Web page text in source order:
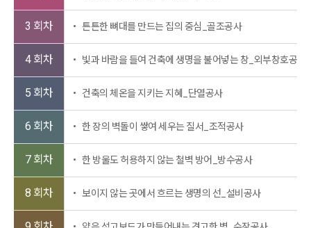
3 회차 튼튼한 뼈대를 만드는 집의 중심_골조공사
4 회차 빛과 바람을 들여 건축에 생명을 불어넣는 창_외부창호공사
5 회차 건축의 체온을 지키는 지혜_단열공사
6 회차 한 장의 벽돌이 쌓여 세우는 질서_조적공사
7 회차 한 방울도 허용하지 않는 철벽 방어_방수공사
8 회차 보이지 않는 곳에서 흐르는 생명의 선_설비공사